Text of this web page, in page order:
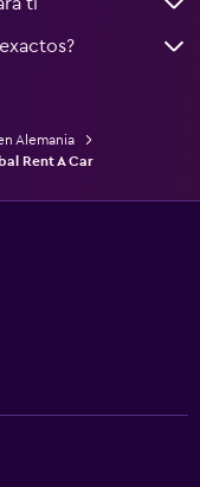
ti
Alemania
Rent A Car